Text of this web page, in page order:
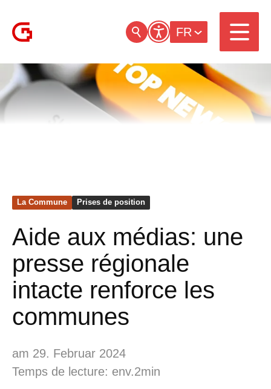
FR
La Commune Prises de position
Aide aux médias: une
presse régionale
intacte renforce les
communes
am 29. Februar 2024
Temps de lecture: env.2min